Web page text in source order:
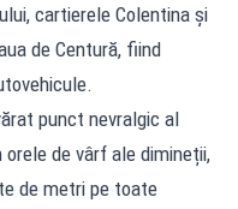
cartierele Colentina și
de Centură, fiind
punct nevralgic al
de vârf ale dimineții,
de metri pe toate